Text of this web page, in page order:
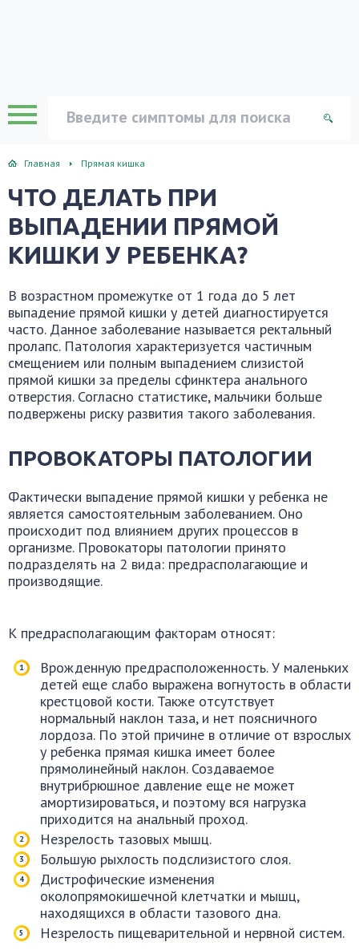
Главная Прямая кишка
ЧТО ДЕЛАТЬ ПРИ
ВЫПАДЕНИИ ПРЯМОЙ
КИШКИ У РЕБЕНКА?
В возрастном промежутке от 1 года до 5 лет
выпадение прямой кишки у детей диагностируется
часто. Данное заболевание называется ректальный
пролапс. Патология характеризуется частичным
смещением или полным выпадением слизистой
прямой кишки за пределы сфинктера анального
отверстия. Согласно статистике, мальчики больше
подвержены риску развития такого заболевания.
ПРОВОКАТОРЫ ПАТОЛОГИИ
Фактически выпадение прямой кишки у ребенка не
является самостоятельным заболеванием. Оно
происходит под влиянием других процессов в
организме. Провокаторы патологии принято
подразделять на 2 вида: предрасполагающие и
производящие.
К предрасполагающим факторам относят:
Врожденную предрасположенность. У маленьких
детей еще слабо выражена вогнутость в области
крестцовой кости. Также отсутствует
нормальный наклон таза, и нет поясничного
лордоза. По этой причине в отличие от взрослых
у ребенка прямая кишка имеет более
прямолинейный наклон. Создаваемое
внутрибрюшное давление еще не может
амортизироваться, и поэтому вся нагрузка
приходится на анальный проход.
Незрелость тазовых мышц.
Большую рыхлость подслизистого слоя.
Дистрофические изменения
околопрямокишечной клетчатки и мышц,
находящихся в области тазового дна.
Незрелость пищеварительной и нервной систем.